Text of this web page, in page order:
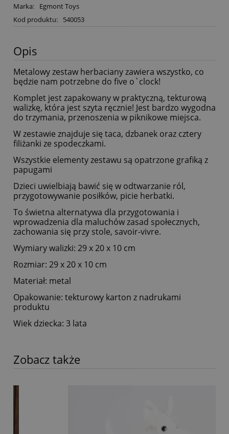
Marka:
Egmont Toys
Kod produktu:
540053
Opis
Metalowy zestaw herbaciany zawiera wszystko, co
będzie nam potrzebne do five o`clock!
Komplet jest zapakowany w praktyczną, tekturową
walizkę, która jest szyta ręcznie! Jest bardzo wygodna
do trzymania, przenoszenia w piknikowe miejsca.
W zestawie znajduje się taca, dzbanek oraz cztery
filiżanki ze spodeczkami.
Wszystkie elementy zestawu są opatrzone grafiką z
papugami
Dzieci uwielbiają bawić się w odtwarzanie ról,
przygotowywanie posiłków, picie herbatki.
To świetna alternatywa dla przygotowania i
wprowadzenia dla maluchów zasad społecznych,
zachowania się przy stole, savoir-vivre.
Wymiary walizki: 29 x 20 x 10 cm
Rozmiar: 29 x 20 x 10 cm
Materiał: metal
Opakowanie: tekturowy karton z nadrukami
produktu
Wiek dziecka: 3 lata
Zobacz także